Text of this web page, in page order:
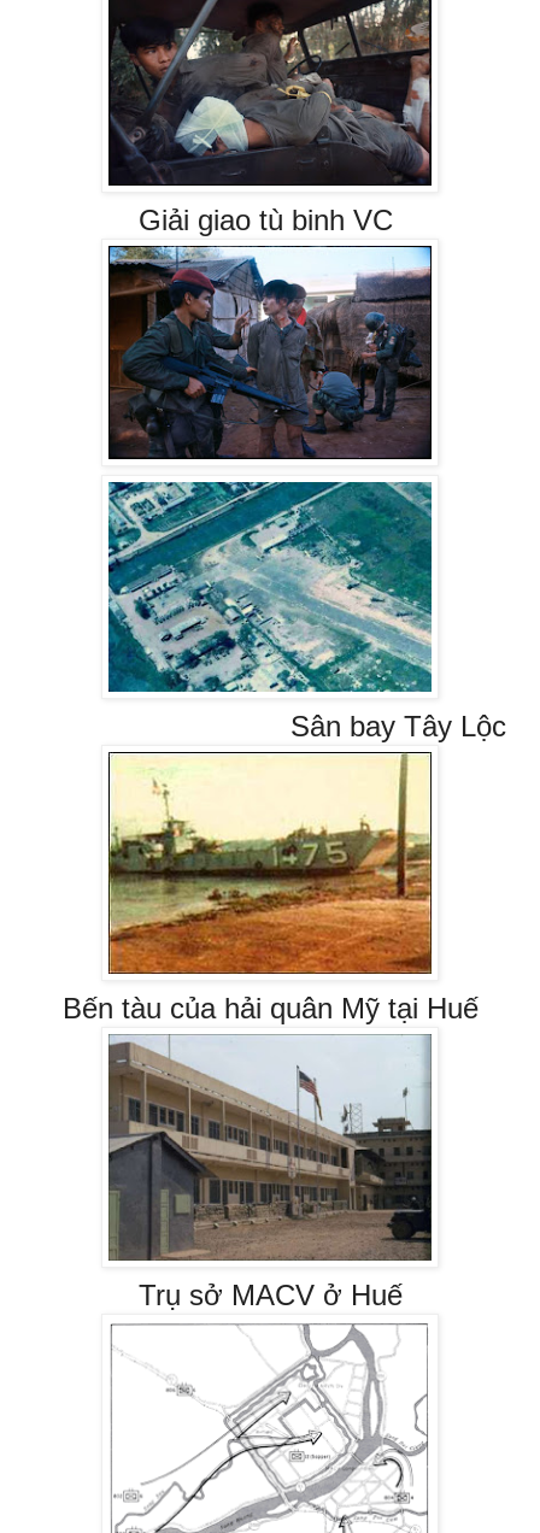
Giải giao tù binh VC
Sân bay Tây Lộc
Bến tàu của hải quân Mỹ tại Huế
Trụ sở MACV ở Huế